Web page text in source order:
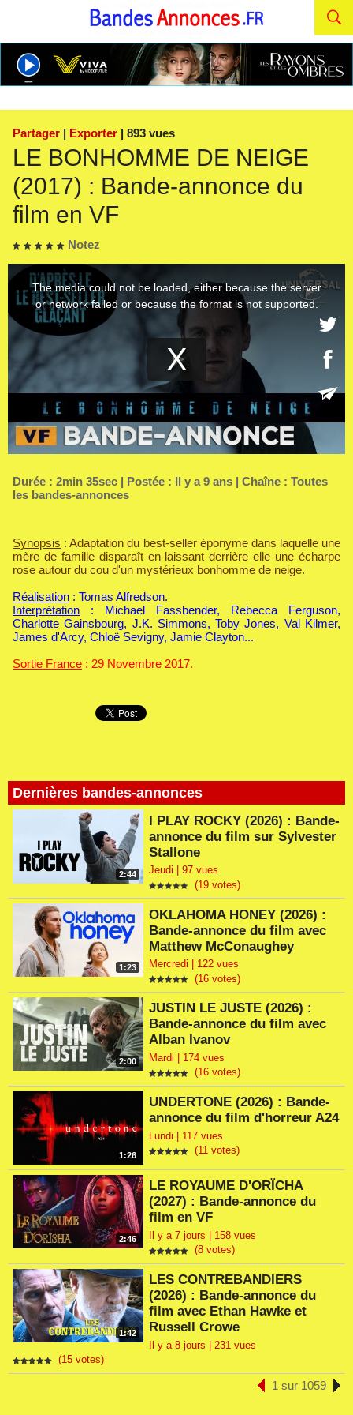
Partager | Exporter | 893 vues
LE BONHOMME DE NEIGE
(2017) : Bande-annonce du
film en VF
Notez
Dernières bandes-annonces
2:44
I PLAY ROCKY (2026) : Bande-
annonce du film sur Sylvester
Stallone
Jeudi | 97 vues
(19 votes)
1:23
OKLAHOMA HONEY (2026) :
Bande-annonce du film avec
Matthew McConaughey
Mercredi | 122 vues
(16 votes)
2:00
JUSTIN LE JUSTE (2026) :
Bande-annonce du film avec
Alban Ivanov
Mardi | 174 vues
(16 votes)
1:26
UNDERTONE (2026) : Bande-
annonce du film d'horreur A24
Lundi | 117 vues
(11 votes)
2:46
LE ROYAUME D'ORÏCHA
(2027) : Bande-annonce du
film en VF
Il y a 7 jours | 158 vues
(8 votes)
1:42
LES CONTREBANDIERS
(2026) : Bande-annonce du
film avec Ethan Hawke et
Russell Crowe
Il y a 8 jours | 231 vues
(15 votes)
1 sur 1059
Durée : 2min 35sec | Postée : Il y a 9 ans | Chaîne : Toutes
les bandes-annonces
Synopsis : Adaptation du best-seller éponyme dans laquelle une
mère de famille disparaît en laissant derrière elle une écharpe
rose autour du cou d'un mystérieux bonhomme de neige.
Réalisation : Tomas Alfredson.
Interprétation : Michael Fassbender, Rebecca Ferguson,
Charlotte Gainsbourg, J.K. Simmons, Toby Jones, Val Kilmer,
James d'Arcy, Chloë Sevigny, Jamie Clayton...
Sortie France : 29 Novembre 2017.